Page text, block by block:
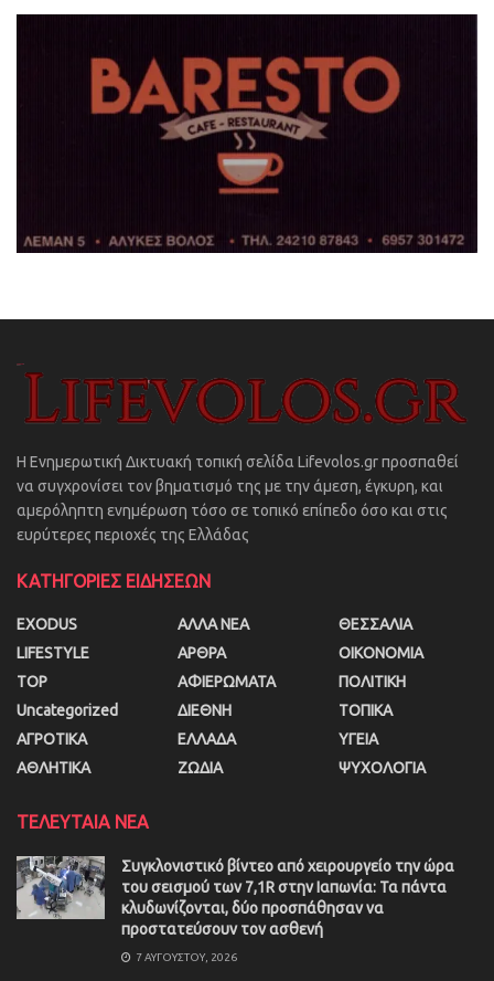
Η Ενημερωτική Δικτυακή τοπική σελίδα Lifevolos.gr προσπαθεί
να συγχρονίσει τον βηματισμό της με την άμεση, έγκυρη, και
αμερόληπτη ενημέρωση τόσο σε τοπικό επίπεδο όσο και στις
ευρύτερες περιοχές της Ελλάδας
ΚΑΤΗΓΟΡΙΕΣ ΕΙΔΗΣΕΩΝ
EXODUS
LIFESTYLE
TOP
Uncategorized
ΑΓΡΟΤΙΚΑ
ΑΘΛΗΤΙΚΑ
ΑΛΛΑ ΝΕΑ
ΑΡΘΡΑ
ΑΦΙΕΡΩΜΑΤΑ
ΔΙΕΘΝΗ
ΕΛΛΑΔΑ
ΖΩΔΙΑ
ΘΕΣΣΑΛΙΑ
ΟΙΚΟΝΟΜΙΑ
ΠΟΛΙΤΙΚΗ
ΤΟΠΙΚΑ
ΥΓΕΙΑ
ΨΥΧΟΛΟΓΙΑ
ΤΕΛΕΥΤΑΙΑ ΝΕΑ
Συγκλονιστικό βίντεο από χειρουργείο την ώρα
του σεισμού των 7,1R στην Ιαπωνία: Τα πάντα
κλυδωνίζονται, δύο προσπάθησαν να
προστατεύσουν τον ασθενή
7 ΑΥΓΟΎΣΤΟΥ, 2026